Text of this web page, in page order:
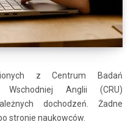
z Centrum Badań
Wschodniej Anglii (CRU)
dochodzeń. Żadne
stronie naukowców.